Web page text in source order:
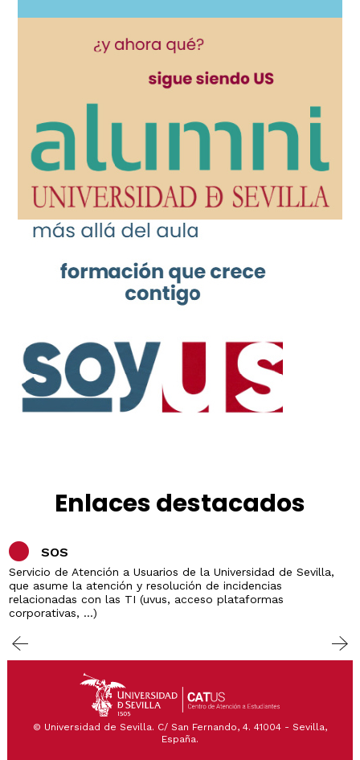
Enlaces destacados
SOS
Servicio de Atención a Usuarios de la Universidad de Sevilla,
que asume la atención y resolución de incidencias
relacionadas con las TI (uvus, acceso plataformas
corporativas, ...)
© Universidad de Sevilla. C/ San Fernando, 4. 41004 - Sevilla,
España.